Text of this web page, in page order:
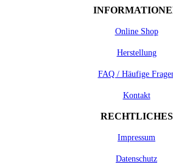
Online Shop
Herstellung
FAQ / Häufige
Kontakt
RECHTLICHES
Impressum
Datenschutz